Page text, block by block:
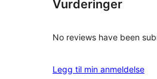
Vurderinger
No reviews have been
Legg til min anmeldelse